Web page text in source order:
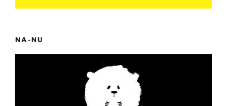
NA-NU